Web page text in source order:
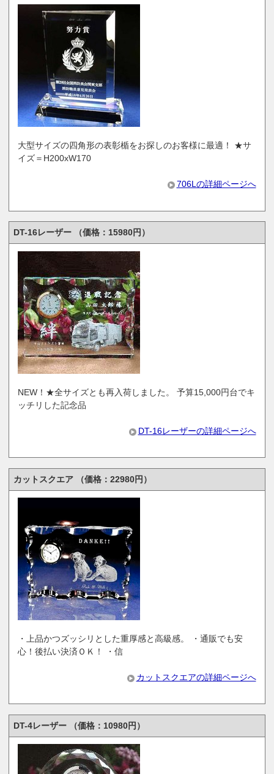
大型サイズの四角形の表彰楯をお探しのお客様に最適！ ★サ
イズ＝H200xW170
706Lの詳細ページへ
DT-16レーザー （価格：15980円）
NEW！★全サイズとも再入荷しました。 予算15,000円台でキ
ッチリした記念品
DT-16レーザーの詳細ページへ
カットスクエア （価格：22980円）
・上品かつズッシリとした重厚感と高級感。 ・通販でも安
心！後払い決済ＯＫ！ ・信
カットスクエアの詳細ページへ
DT-4レーザー （価格：10980円）